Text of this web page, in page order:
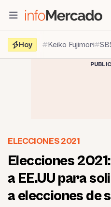
contenido
Hoy
Keiko Fujimori
ELECCIONES 2021
Elecciones
a EE.UU para
a elecciones de